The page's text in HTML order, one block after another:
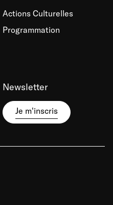
Actions Culturelles
Programmation
Newsletter
Je m'inscris